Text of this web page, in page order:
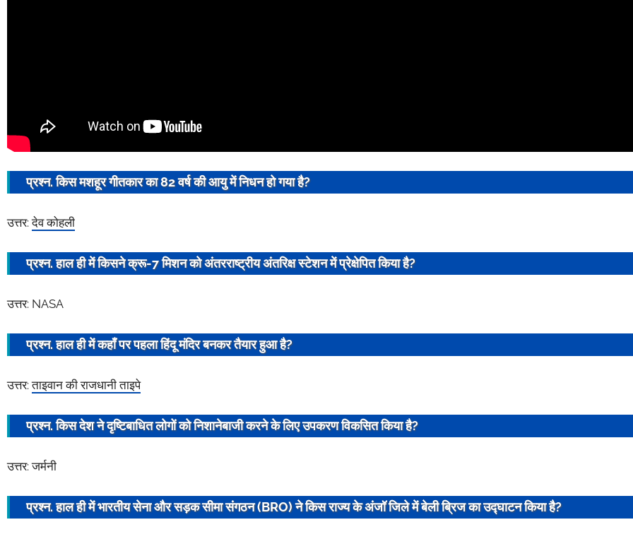
प्रश्न. किस मशहूर गीतकार का 82 वर्ष की आयु में निधन हो गया है?
उत्तर:देव कोहली
प्रश्न. हाल ही में किसनेक्रू-7 मिशनको अंतरराष्ट्रीयअंतरिक्ष स्टेशनमें प्रेक्षेपित किया है?
उत्तर: NASA
प्रश्न. हाल ही में कहाँ पर पहला हिंदू मंदिर बनकर तैयार हुआ है?
उत्तर:ताइवान की राजधानी ताइपे
प्रश्न. किस देश नेदृष्टिबाधित लोगोंको निशानेबाजी करने के लिए उपकरण विकसित किया है?
उत्तर: जर्मनी
प्रश्न. हाल ही में भारतीय सेना औरसड़क सीमासंगठन(BRO) ने किस राज्य के अंजॉ जिले में बेली ब्रिज का उद्घाटन किया है?